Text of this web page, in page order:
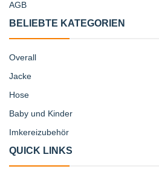
AGB
BELIEBTE KATEGORIEN
Overall
Jacke
Hose
Baby und Kinder
Imkereizubehör
QUICK LINKS